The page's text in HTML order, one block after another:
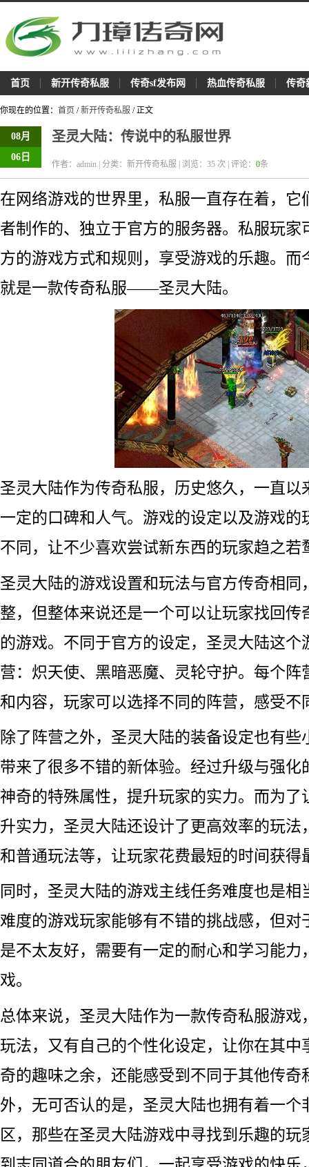
首页 新开传奇私服 传奇sf发布网 热血传奇私服 传奇
你现在的位置： 首页 /新开传奇私服 / 正文
08月
06日
圣灵大陆：传说中的私服世界
作者：admin | 分类：新开传奇私服 | 浏览： 35 次 | 评论： 0条
在网络游戏的世界里，私服一直存在着，它
者制作的、独立于官方的服务器。私服玩家
方的游戏方式和规则，享受游戏的乐趣。而
就是一款传奇私服——圣灵大陆。
圣灵大陆作为传奇私服，历史悠久，一直以
一定的口碑和人气。游戏的设定以及游戏的
不同，让不少喜欢尝试新东西的玩家趋之若
圣灵大陆的游戏设置和玩法与官方传奇相同
整，但整体来说还是一个可以让玩家找回传
的游戏。不同于官方的设定，圣灵大陆这个
营：炽天使、黑暗恶魔、灵轮守护。每个阵
和内容，玩家可以选择不同的阵营，感受不
除了阵营之外，圣灵大陆的装备设定也有些
带来了很多不错的新体验。经过升级与强化
神奇的特殊属性，提升玩家的实力。而为了
升实力，圣灵大陆还设计了更高效率的玩法
和普通玩法等，让玩家花费最短的时间获得
同时，圣灵大陆的游戏主线任务难度也是相
难度的游戏玩家能够有不错的挑战感，但对
是不太友好，需要有一定的耐心和学习能力
戏。
总体来说，圣灵大陆作为一款传奇私服游戏
玩法，又有自己的个性化设定，让你在其中
奇的趣味之余，还能感受到不同于其他传奇
外，无可否认的是，圣灵大陆也拥有着一个
区，那些在圣灵大陆游戏中寻找到乐趣的玩